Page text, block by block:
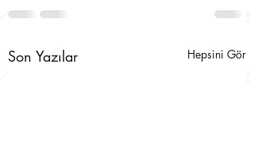
Son Yazılar Hepsini Gör